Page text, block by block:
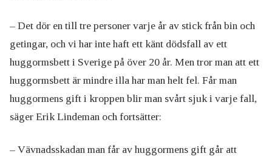
– Det dör en till tre personer varje år av stick från bin och
getingar, och vi har inte haft ett känt dödsfall av ett
huggormsbett i Sverige på över 20 år. Men tror man att ett
huggormsbett är mindre illa har man helt fel. Får man
huggormens gift i kroppen blir man svårt sjuk i varje fall,
säger Erik Lindeman och fortsätter:
– Vävnadsskadan man får av huggormens gift går att